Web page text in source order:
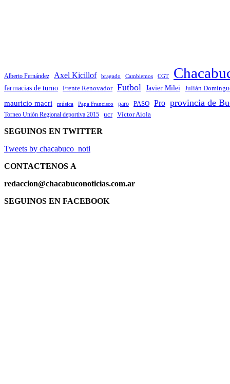
Alberto Fernández Axel Kicillof bragado Cambiemos CGT
farmacias de turno Frente Renovador Futbol Javier Milei Julián
mauricio macri
música Papa Francisco paro PASO Pro provincia de
Torneo Unión Regional deportiva 2015 ucr Víctor Aiola
SEGUINOS EN TWITTER
Tweets by chacabuco_noti
CONTACTENOS A
redaccion@chacabuconoticias.com.ar
SEGUINOS EN FACEBOOK